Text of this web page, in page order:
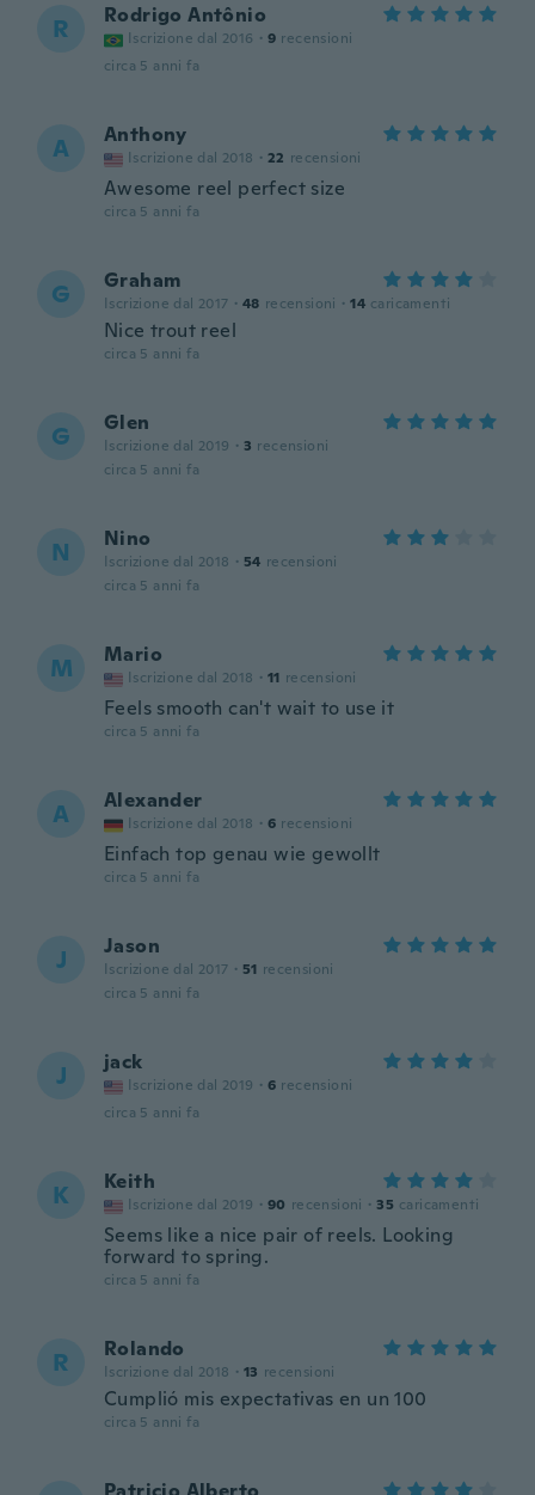
R Rodrigo Antônio
Iscrizione dal 2016 · 9 recensioni
circa 5 anni fa
A Anthony
Iscrizione dal 2018 · 22 recensioni
Awesome reel perfect size
circa 5 anni fa
G Graham
Iscrizione dal 2017 · 48 recensioni · 14 caricamenti
Nice trout reel
circa 5 anni fa
G Glen
Iscrizione dal 2019 · 3 recensioni
circa 5 anni fa
N Nino
Iscrizione dal 2018 · 54 recensioni
circa 5 anni fa
M Mario
Iscrizione dal 2018 · 11 recensioni
Feels smooth can't wait to use it
circa 5 anni fa
A Alexander
Iscrizione dal 2018 · 6 recensioni
Einfach top genau wie gewollt
circa 5 anni fa
J Jason
Iscrizione dal 2017 · 51 recensioni
circa 5 anni fa
J jack
Iscrizione dal 2019 · 6 recensioni
circa 5 anni fa
K Keith
Iscrizione dal 2019 · 90 recensioni · 35 caricamenti
Seems like a nice pair of reels. Looking
forward to spring.
circa 5 anni fa
R Rolando
Iscrizione dal 2018 · 13 recensioni
Cumplió mis expectativas en un 100
circa 5 anni fa